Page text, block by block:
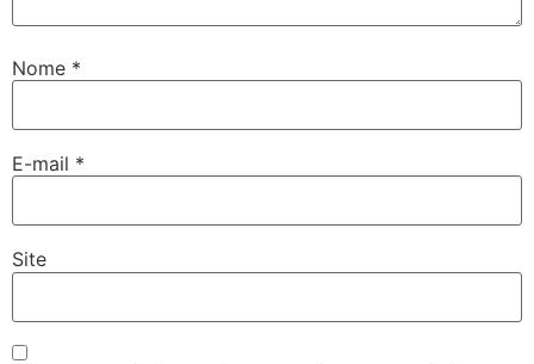
Nome *
E-mail *
Site